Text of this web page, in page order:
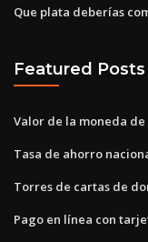
Que plata deberías
Featured Posts
Valor de la moneda
Tasa de ahorro
Torres de cartas de
Pago en línea con